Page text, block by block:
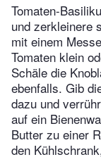
Tomaten-
und zerkleinere
mit einem
Tomaten klein
Schäle die
ebenfalls. Gib
dazu und
auf ein
Butter zu einer
den